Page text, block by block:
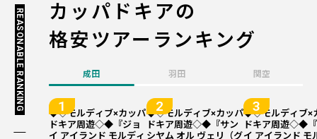
カッパドキアの
格安ツアーランキング
REASONABLE RANKING 成田 羽田 関空
◆◇モルディブ×カッパ
ドキア周遊◇◆『ジョ
イ アイランド モルディ
◆◇モルディブ×カッパ
ドキア周遊◇◆『サン
シヤム オル ヴェリ（グ
◆◇モルディブ×
ドキア周遊◇◆
イ アイランド モ